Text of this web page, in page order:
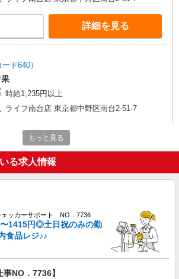
詳細を見る
ド640）
時給1,235円以上
ライフ南台店 東京都中野区南台2-51-7
ード842）
ライフ東中野店 東京都中野区東中野3-9-7
詳細を見る
もっと見る
る求人情報
ッカーサポート NO．7736
1415円◎土日祝のみの勤
食品レジ♪♪
NO．7736】